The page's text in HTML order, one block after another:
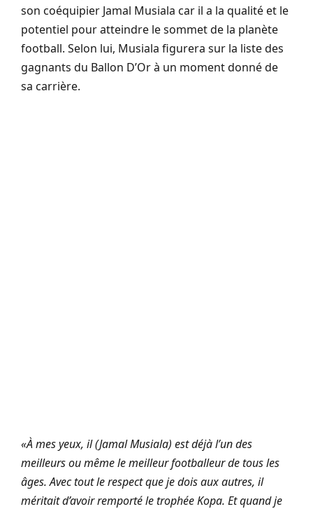
son coéquipier Jamal Musiala car il a la qualité et le
potentiel pour atteindre le sommet de la planète
football. Selon lui, Musiala figurera sur la liste des
gagnants du Ballon D’Or à un moment donné de
sa carrière.
«À mes yeux, il (Jamal Musiala) est déjà l’un des
meilleurs ou même le meilleur footballeur de tous les
âges. Avec tout le respect que je dois aux autres, il
méritait d’avoir remporté le trophée Kopa. Et quand je